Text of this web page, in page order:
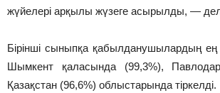
жүйелері арқылы жүзеге асырылды, —
Бірінші сыныпқа қабылданушылардың ең
Шымкент қаласында (99,3%),
Қазақстан (96,6%) облыстарында тіркелді.